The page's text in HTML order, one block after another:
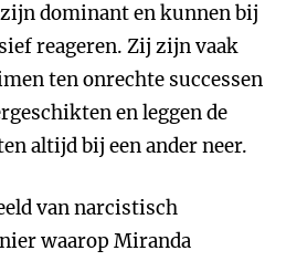
dominant en kunnen bij
reageren. Zij zijn vaak
ten onrechte successen
en leggen de
altijd bij een ander neer.
van narcistisch
waarop Miranda